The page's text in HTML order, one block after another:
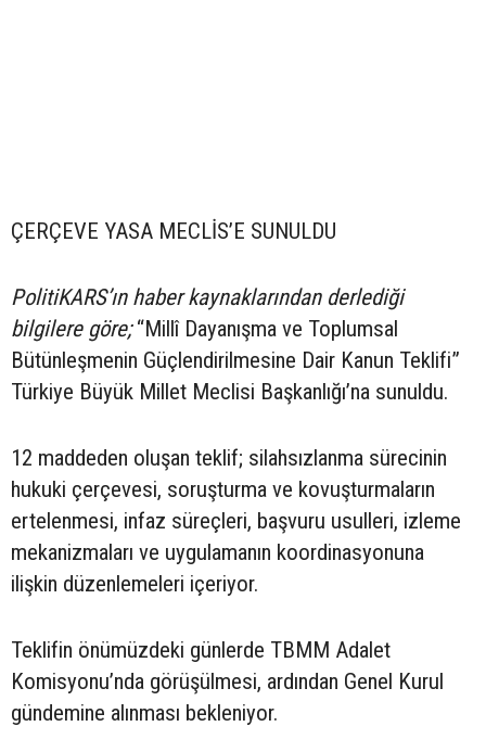
ÇERÇEVE YASA MECLİS’E SUNULDU
PolitiKARS’ın haber kaynaklarından derlediği
bilgilere göre;“Millî Dayanışma ve Toplumsal
Bütünleşmenin Güçlendirilmesine Dair Kanun Teklifi”
Türkiye Büyük Millet Meclisi Başkanlığı’na sunuldu.
12 maddeden oluşan teklif; silahsızlanma sürecinin
hukuki çerçevesi, soruşturma ve kovuşturmaların
ertelenmesi, infaz süreçleri, başvuru usulleri, izleme
mekanizmaları ve uygulamanın koordinasyonuna
ilişkin düzenlemeleri içeriyor.
Teklifin önümüzdeki günlerde TBMM Adalet
Komisyonu’nda görüşülmesi, ardından Genel Kurul
gündemine alınması bekleniyor.